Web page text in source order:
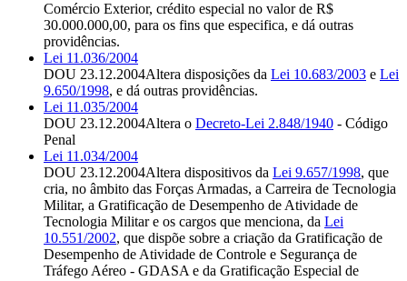
Comércio Exterior, crédito especial no valor de R$
30.000.000,00, para os fins que especifica, e dá outras
providências.
Lei 11.036/2004
DOU 23.12.2004Altera disposições da Lei 10.683/2003 e Lei
9.650/1998, e dá outras providências.
Lei 11.035/2004
DOU 23.12.2004Altera o Decreto-Lei 2.848/1940 - Código
Penal
Lei 11.034/2004
DOU 23.12.2004Altera dispositivos da Lei 9.657/1998, que
cria, no âmbito das Forças Armadas, a Carreira de Tecnologia
Militar, a Gratificação de Desempenho de Atividade de
Tecnologia Militar e os cargos que menciona, da Lei
10.551/2002, que dispõe sobre a criação da Gratificação de
Desempenho de Atividade de Controle e Segurança de
Tráfego Aéreo - GDASA e da Gratificação Especial de